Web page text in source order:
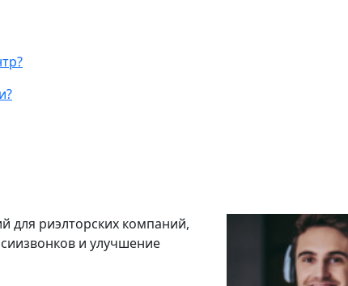
для риэлторских компаний,
и улучшение